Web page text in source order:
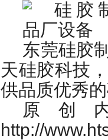
东莞硅胶
天硅胶科技
供品质优秀
原创
http://